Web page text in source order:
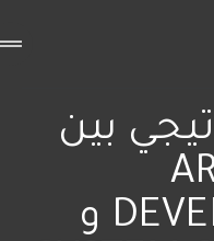
بين
DEVELOPMENTS و